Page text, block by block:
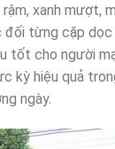
xanh mượt,
đối từng cặp dọc
tốt cho người
kỳ hiệu quả
ngày.